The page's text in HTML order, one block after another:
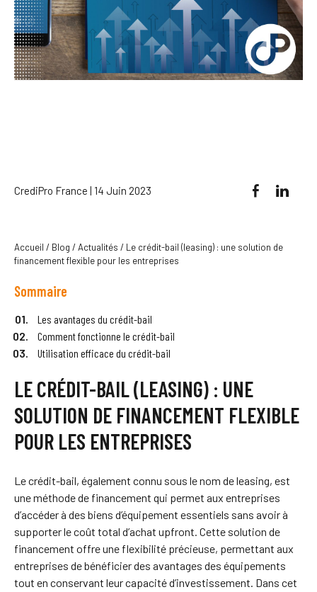
CrediPro France | 14 Juin 2023
Accueil / Blog /Actualités / Le crédit-bail (leasing) : une solution de
financement flexible pour les entreprises
Sommaire
Les avantages du crédit-bail
Comment fonctionne le crédit-bail
Utilisation efficace du crédit-bail
LE CRÉDIT-BAIL (LEASING) : UNE
SOLUTION DE FINANCEMENT FLEXIBLE
POUR LES ENTREPRISES
Le crédit-bail, également connu sous le nom de leasing, est
une méthode de financement qui permet aux entreprises
d’accéder à des biens d’équipement essentiels sans avoir à
supporter le coût total d’achat upfront. Cette solution de
financement offre une flexibilité précieuse, permettant aux
entreprises de bénéficier des avantages des équipements
tout en conservant leur capacité d’investissement. Dans cet